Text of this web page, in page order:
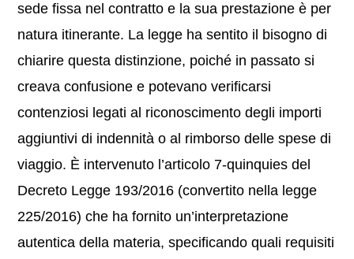
sede fissa nel contratto e la sua prestazione è per
natura itinerante. La legge ha sentito il bisogno di
chiarire questa distinzione, poiché in passato si
creava confusione e potevano verificarsi
contenziosi legati al riconoscimento degli importi
aggiuntivi di indennità o al rimborso delle spese di
viaggio. È intervenuto l’articolo 7-quinquies del
Decreto Legge 193/2016 (convertito nella legge
225/2016) che ha fornito un’interpretazione
autentica della materia, specificando quali requisiti